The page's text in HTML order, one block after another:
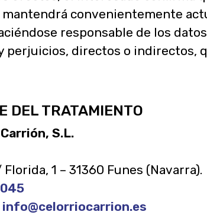
convenientemente
responsable de los
perjuicios, directos o indirectos,
DEL TRATAMIENTO
S.L.
1 – 31360 Funes (Navarra).
info@celorriocarrion.es